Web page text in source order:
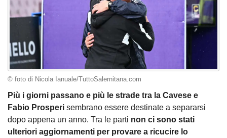
© foto di Nicola Ianuale/TuttoSalernitana.com
Più i giorni passano e più le strade tra la Cavese e
Fabio Prosperi sembrano essere destinate a separarsi
dopo appena un anno. Tra le parti non ci sono stati
ulteriori aggiornamenti per provare a ricucire lo